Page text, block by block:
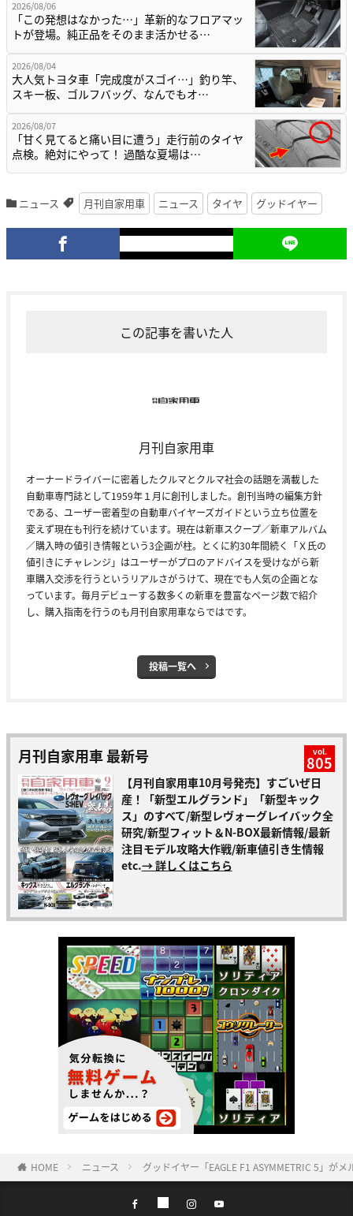
2026/08/06
「この発想はなかった…」革新的なフロアマッ
トが登場。純正品をそのまま活かせる…
2026/08/04
大人気トヨタ車「完成度がスゴイ…」釣り竿、
スキー板、ゴルフバッグ、なんでもオ…
2026/08/07
「甘く見てると痛い目に遭う」走行前のタイヤ
点検。絶対にやって！ 過酷な夏場は…
ニュース 月刊自家用車 ニュース タイヤ グッドイヤー
この記事を書いた人
月刊自家用車
オーナードライバーに密着したクルマとクルマ社会の話題を満載した
自動車専門誌として1959年１月に創刊しました。創刊当時の編集方針
である、ユーザー密着型の自動車バイヤーズガイドという立ち位置を
変えず現在も刊行を続けています。現在は新車スクープ／新車アルバム
／購入時の値引き情報という3企画が柱。とくに約30年間続く「Ｘ氏の
値引きにチャレンジ」はユーザーがプロのアドバイスを受けながら新
車購入交渉を行うというリアルさがうけて、現在でも人気の企画とな
っています。毎月デビューする数多くの新車を豊富なページ数で紹介
し、購入指南を行うのも月刊自家用車ならではです。
投稿一覧へ
月刊自家用車 最新号 vol.
805
【月刊自家用車10月号発売】すごいぜ日
産！「新型エルグランド」「新型キック
ス」のすべて/新型レヴォーグレイバック全
研究/新型フィット＆N-BOX最新情報/最新
注目モデル攻略大作戦/新車値引き生情報
etc.→ 詳しくはこちら
HOME ニュース グッドイヤー「EAGLE F1 ASYMMETRIC 5」が